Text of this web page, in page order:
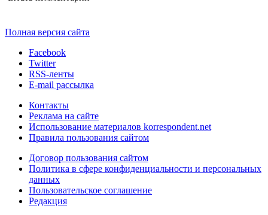
Полная версия сайта
Facebook
Twitter
RSS-ленты
E-mail рассылка
Контакты
Реклама на сайте
Использование материалов korrespondent.net
Правила пользования сайтом
Договор пользования сайтом
Политика в сфере конфиденциальности и персональных
данных
Пользовательское соглашение
Редакция